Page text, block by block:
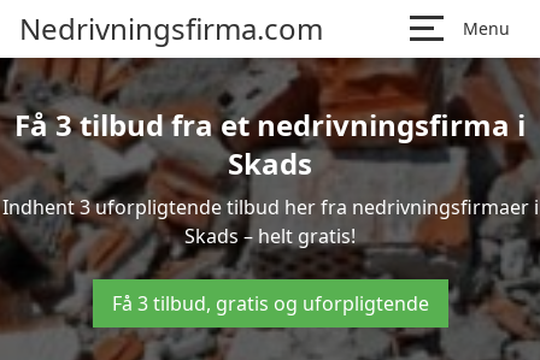
Nedrivningsfirma.com Menu
Få 3 tilbud fra et nedrivningsfirma i
Skads
Indhent 3 uforpligtende tilbud her fra nedrivningsfirmaer i
Skads – helt gratis!
Få 3 tilbud, gratis og uforpligtende